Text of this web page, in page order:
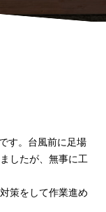
す。台風前に足場
したが、無事に工
策をして作業進め